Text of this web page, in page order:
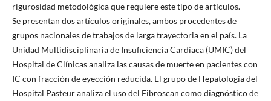
rigurosidad metodológica que requiere este tipo de artículos.
Se presentan dos artículos originales, ambos procedentes de
grupos nacionales de trabajos de larga trayectoria en el país. La
Unidad Multidisciplinaria de Insuficiencia Cardíaca (UMIC) del
Hospital de Clínicas analiza las causas de muerte en pacientes con
IC con fracción de eyección reducida. El grupo de Hepatología del
Hospital Pasteur analiza el uso del Fibroscan como diagnóstico de